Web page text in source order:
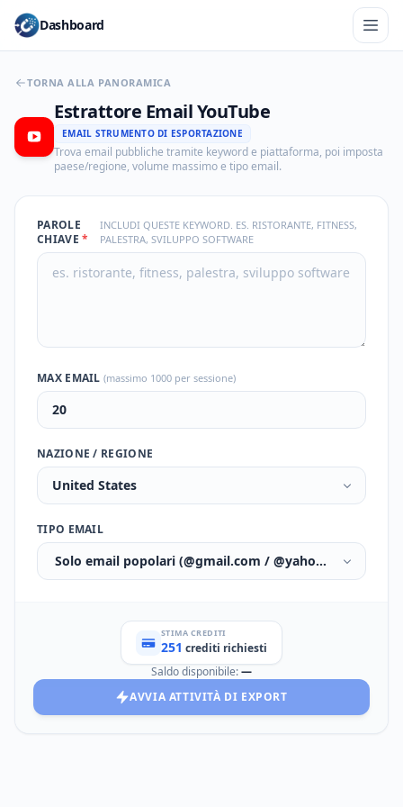
Dashboard
TORNA ALLA PANORAMICA
Estrattore Email YouTube
EMAIL STRUMENTO DI ESPORTAZIONE
Trova email pubbliche tramite keyword e piattaforma, poi imposta
paese/regione, volume massimo e tipo email.
PAROLE
CHIAVE*
INCLUDI QUESTE KEYWORD. ES. RISTORANTE, FITNESS,
PALESTRA, SVILUPPO SOFTWARE
MAX EMAIL (massimo 1000 per sessione)
NAZIONE / REGIONE
United States
TIPO EMAIL
Solo email popolari (@gmail.com / @yahoo.com /
STIMA CREDITI
251 crediti richiesti
Saldo disponibile:—
AVVIA ATTIVITÀ DI EXPORT